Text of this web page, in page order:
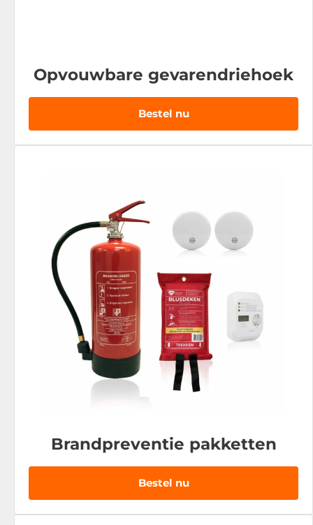
Opvouwbare gevarendriehoek
Bestel nu
Brandpreventie pakketten
Bestel nu